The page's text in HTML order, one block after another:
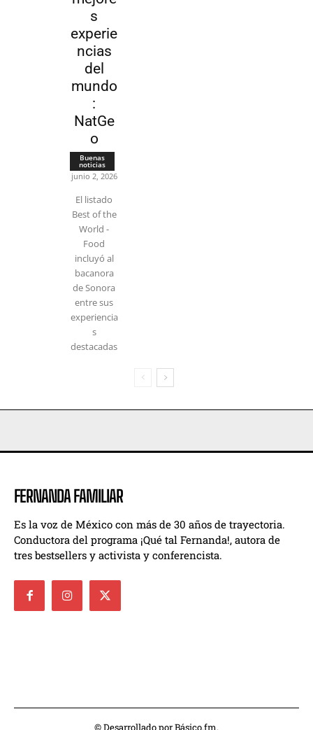
s
experie
ncias
del
mundo
:
NatGe
o
Buenas
noticias
junio 2, 2026
El listado
Best of the
World -
Food
incluyó al
bacanora
de Sonora
entre sus
experiencia
s
destacadas
FERNANDA FAMILIAR
Es la voz de México con más de 30 años de trayectoria.
Conductora del programa ¡Qué tal Fernanda!, autora de
tres bestsellers y activista y conferencista.
© Desarrollado por Básico.fm.